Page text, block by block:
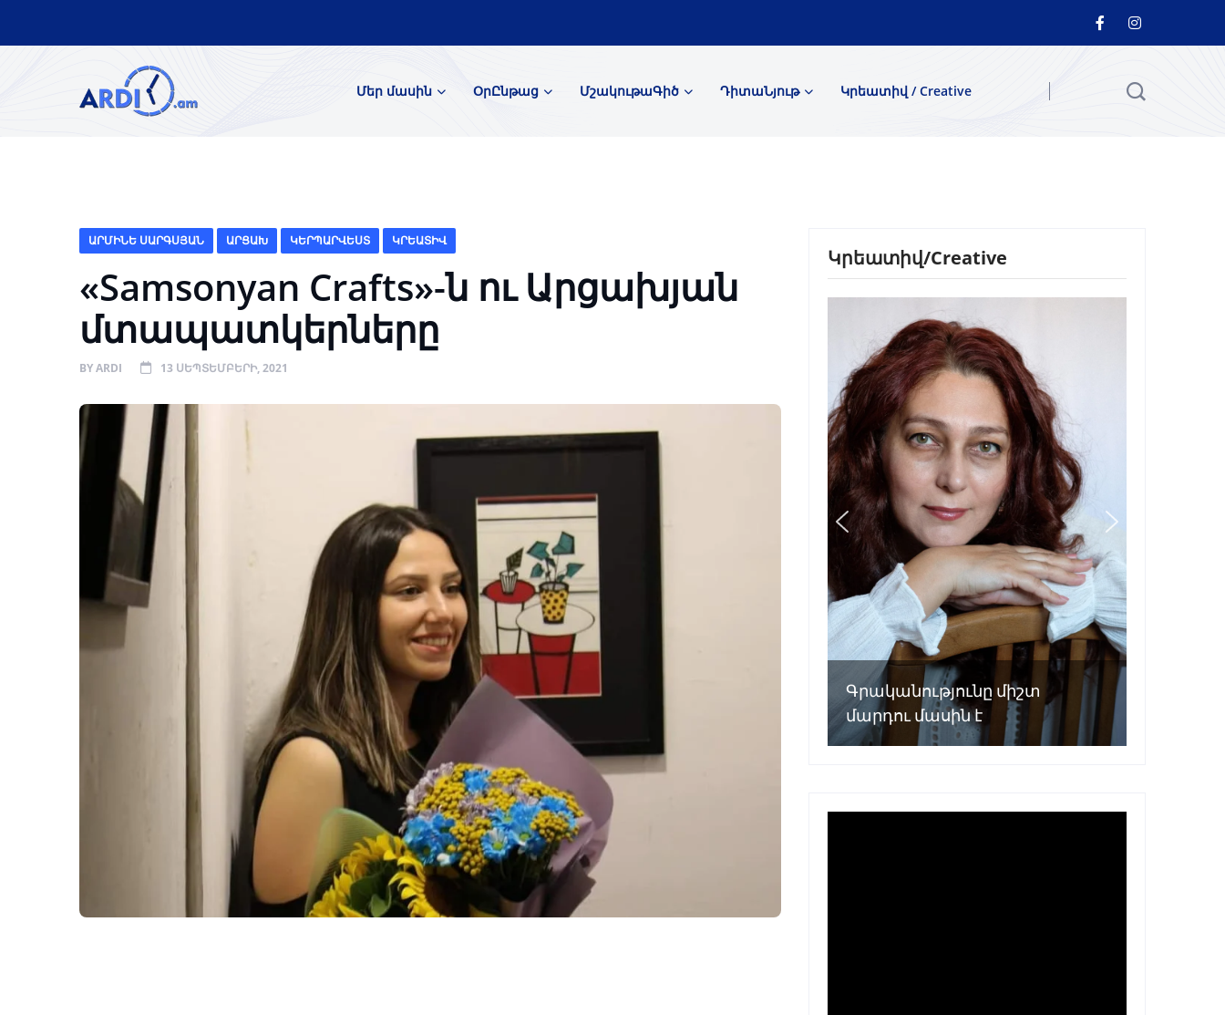
Մեր մասին ՕրԸնթաց ՄշակութաԳիծ ԴիտաՆյութ Կրեատիվ / Creative
ԱՐՄԻՆԵ ՍԱՐԳՍՅԱՆ ԱՐՑԱԽ ԿԵՐՊԱՐՎԵՍՏ ԿՐԵԱՏԻՎ
«Samsonyan Crafts»-ն ու Արցախյան
մտապատկերները
BYARDI 13 ՍԵՊՏԵՄԲԵՐԻ, 2021
Կրեատիվ/Creative
Գրականությունը միշտ
մարդու մասին է